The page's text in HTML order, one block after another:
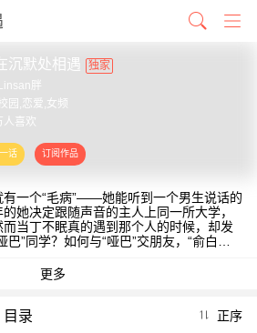
沉默处相遇
独家
Linsan胖
园,恋爱,女频
人喜欢
有一个“毛病”——她能听到一个男生说话的
她决定跟随声音的主人上同一所大学，
当丁不眠真的遇到那个人的时候，却发
”同学？如何与“哑巴”交朋友，“俞白同
目录 正序